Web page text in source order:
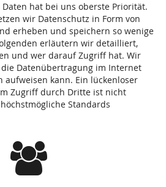
hat bei uns oberste Priorität.
wir Datenschutz in Form von
erheben und speichern so wenige
erläutern wir detailliert,
und wer darauf Zugriff hat. Wir
Datenübertragung im Internet
aufweisen kann. Ein lückenloser
Zugriff durch Dritte ist nicht
Standards